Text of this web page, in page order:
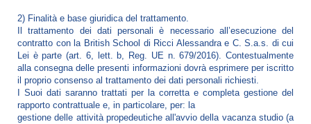
2) Finalità e base giuridica del trattamento.
Il trattamento dei dati personali è necessario all’esecuzione del
contratto con la British School di Ricci Alessandra e C. S.a.s. di cui
Lei è parte (art. 6, lett. b, Reg. UE n. 679/2016). Contestualmente
alla consegna delle presenti informazioni dovrà esprimere per iscritto
il proprio consenso al trattamento dei dati personali richiesti.
I Suoi dati saranno trattati per la corretta e completa gestione del
rapporto contrattuale e, in particolare, per: la
gestione delle attività propedeutiche all'avvio della vacanza studio (a